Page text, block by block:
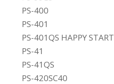
PS-400
PS-401
PS-401QS HAPPY START
PS-41
PS-41QS
PS-420SC40